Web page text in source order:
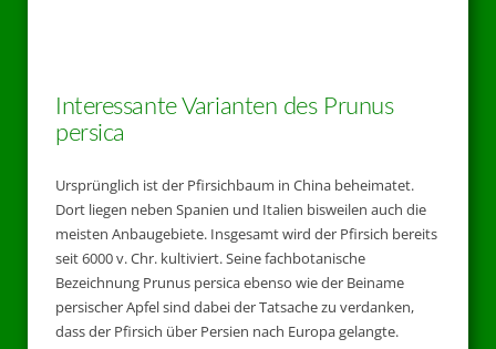
Interessante Varianten des Prunus
persica
Ursprünglich ist der Pfirsichbaum in China beheimatet.
Dort liegen neben Spanien und Italien bisweilen auch die
meisten Anbaugebiete. Insgesamt wird der Pfirsich bereits
seit 6000 v. Chr. kultiviert. Seine fachbotanische
Bezeichnung Prunus persica ebenso wie der Beiname
persischer Apfel sind dabei der Tatsache zu verdanken,
dass der Pfirsich über Persien nach Europa gelangte.